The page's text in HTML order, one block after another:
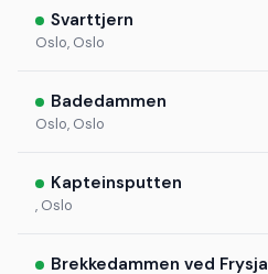
Svarttjern
Oslo, Oslo
Badedammen
Oslo, Oslo
Kapteinsputten
, Oslo
Brekkedammen ved Frysja